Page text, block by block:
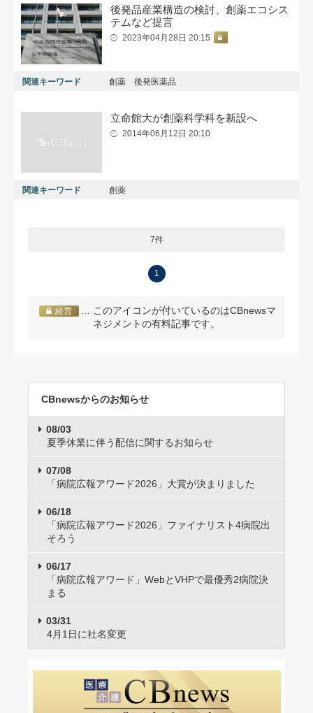
後発品産業構造の検討、創薬エコシス
テムなど提言
2023年04月28日 20:15
関連キーワード 創薬 後発医薬品
立命館大が創薬科学科を新設へ
2014年06月12日 20:10
関連キーワード 創薬
7件
1
経営
… このアイコンが付いているのはCBnewsマ
ネジメントの有料記事です。
CBnewsからのお知らせ
08/03
夏季休業に伴う配信に関するお知らせ
07/08
「病院広報アワード2026」大賞が決まりました
06/18
「病院広報アワード2026」ファイナリスト4病院出
そろう
06/17
「病院広報アワード」WebとVHPで最優秀2病院決
まる
03/31
4月1日に社名変更